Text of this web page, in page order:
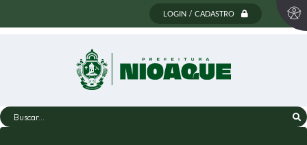
LOGIN / CADASTRO
Buscar...